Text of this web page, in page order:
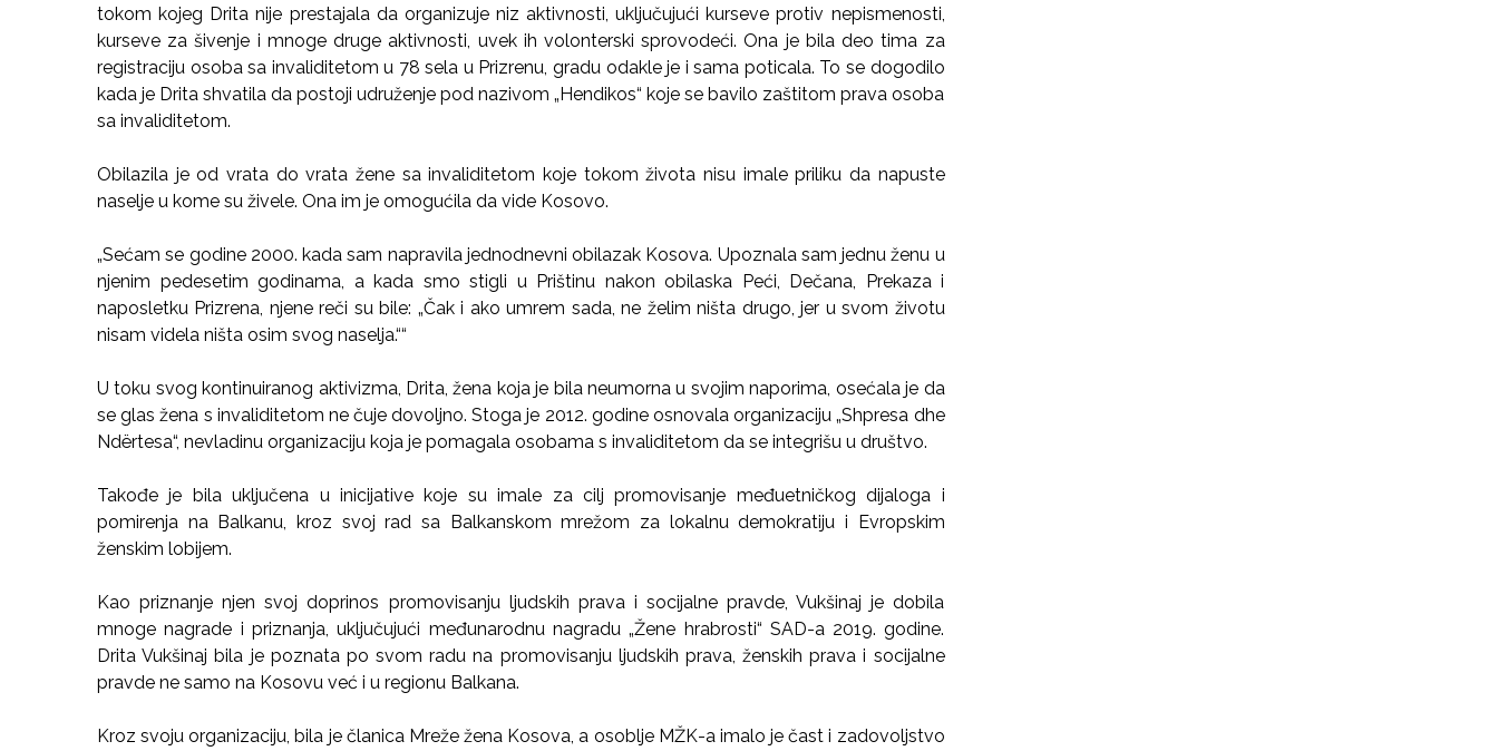
tokom kojeg Drita nije prestajala da organizuje niz aktivnosti, uključujući kurseve protiv nepismenosti,
kurseve za šivenje i mnoge druge aktivnosti, uvek ih volonterski sprovodeći. Ona je bila deo tima za
registraciju osoba sa invaliditetom u 78 sela u Prizrenu, gradu odakle je i sama poticala. To se dogodilo
kada je Drita shvatila da postoji udruženje pod nazivom „Hendikos“ koje se bavilo zaštitom prava osoba
sa invaliditetom.
Obilazila je od vrata do vrata žene sa invaliditetom koje tokom života nisu imale priliku da napuste
naselje u kome su živele. Ona im je omogućila da vide Kosovo.
„Sećam se godine 2000. kada sam napravila jednodnevni obilazak Kosova. Upoznala sam jednu ženu u
njenim pedesetim godinama, a kada smo stigli u Prištinu nakon obilaska Peći, Dečana, Prekaza i
naposletku Prizrena, njene reči su bile: „Čak i ako umrem sada, ne želim ništa drugo, jer u svom životu
nisam videla ništa osim svog naselja.““
U toku svog kontinuiranog aktivizma, Drita, žena koja je bila neumorna u svojim naporima, osećala je da
se glas žena s invaliditetom ne čuje dovoljno. Stoga je 2012. godine osnovala organizaciju „Shpresa dhe
Ndërtesa“, nevladinu organizaciju koja je pomagala osobama s invaliditetom da se integrišu u društvo.
Takođe je bila uključena u inicijative koje su imale za cilj promovisanje međuetničkog dijaloga i
pomirenja na Balkanu, kroz svoj rad sa Balkanskom mrežom za lokalnu demokratiju i Evropskim
ženskim lobijem.
Kao priznanje njen svoj doprinos promovisanju ljudskih prava i socijalne pravde, Vukšinaj je dobila
mnoge nagrade i priznanja, uključujući međunarodnu nagradu „Žene hrabrosti“ SAD-a 2019. godine.
Drita Vukšinaj bila je poznata po svom radu na promovisanju ljudskih prava, ženskih prava i socijalne
pravde ne samo na Kosovu već i u regionu Balkana.
Kroz svoju organizaciju, bila je članica Mreže žena Kosova, a osoblje MŽK-a imalo je čast i zadovoljstvo